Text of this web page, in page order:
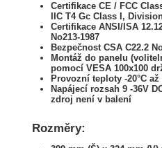
Certifikace CE / FCC
IIC T4 Gc Class I,
Certifikace ANSI/ISA
No213-1987
Bezpečnost CSA C22.2
Montáž do panelu
pomocí VESA 100x100
Provozní teploty -20°C až
Napájecí rozsah 9 -36V
zdroj není v balení
Rozměry: